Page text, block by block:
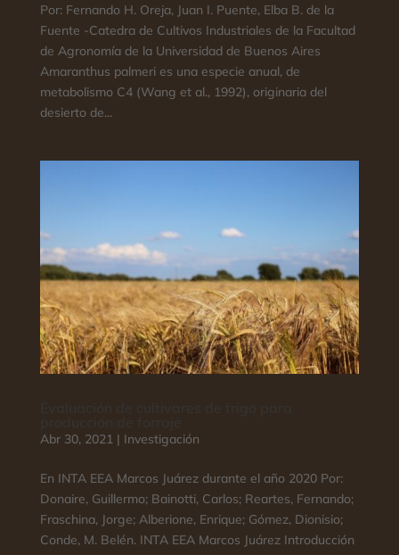
Por: Fernando H. Oreja, Juan I. Puente, Elba B. de la
Fuente -Catedra de Cultivos Industriales de la Facultad
de Agronomía de la Universidad de Buenos Aires
Amaranthus palmeri es una especie anual, de
metabolismo C4 (Wang et al., 1992), originaria del
desierto de...
Abr 30, 2021| Investigación
En INTA EEA Marcos Juárez durante el año 2020 Por:
Donaire, Guillermo; Bainotti, Carlos; Reartes, Fernando;
Fraschina, Jorge; Alberione, Enrique; Gómez, Dionisio;
Conde, M. Belén. INTA EEA Marcos Juárez Introducción